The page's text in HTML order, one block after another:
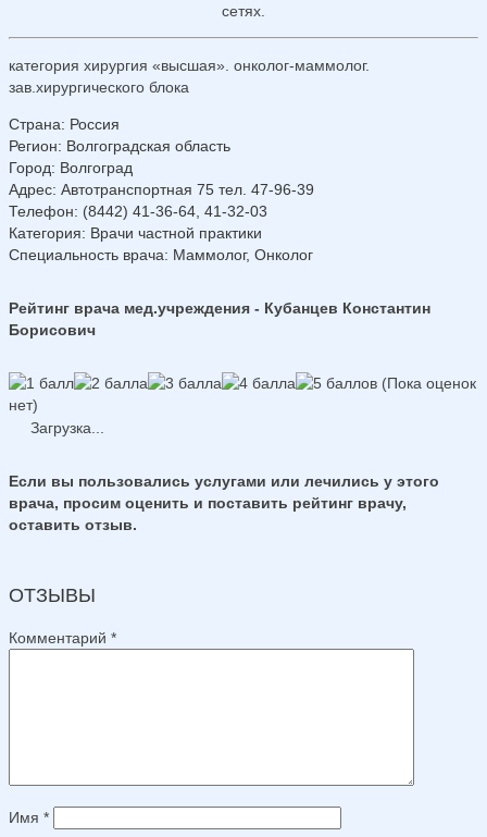
сетях.
категория хирургия «высшая». онколог-маммолог.
зав.хирургического блока
Страна: Россия
Регион: Волгоградская область
Город: Волгоград
Адрес: Автотранспортная 75 тел. 47-96-39
Телефон: (8442) 41-36-64, 41-32-03
Категория: Врачи частной практики
Специальность врача: Маммолог, Онколог
Рейтинг врача мед.учреждения - Кубанцев Константин
Борисович
(Пока оценок
нет)
Загрузка...
Если вы пользовались услугами или лечились у этого
врача, просим оценить и поставить рейтинг врачу,
оставить отзыв.
ОТЗЫВЫ
Комментарий *
Имя *